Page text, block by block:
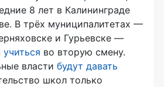
8 лет в Калининграде
В трёх муниципалитетах —
и Гурьевске —
учиться во вторую смену.
власти будут давать
школ только